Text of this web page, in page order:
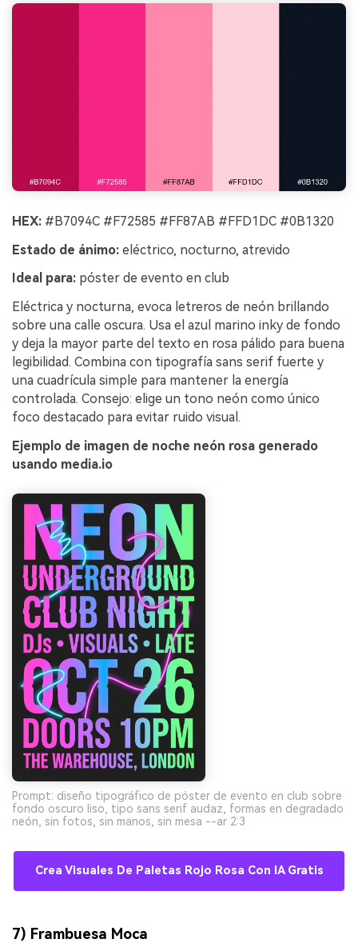
HEX: #B7094C #F72585 #FF87AB #FFD1DC #0B1320
Estado de ánimo: eléctrico, nocturno, atrevido
Ideal para: póster de evento en club
Eléctrica y nocturna, evoca letreros de neón brillando
sobre una calle oscura. Usa el azul marino inky de fondo
y deja la mayor parte del texto en rosa pálido para buena
legibilidad. Combina con tipografía sans serif fuerte y
una cuadrícula simple para mantener la energía
controlada. Consejo: elige un tono neón como único
foco destacado para evitar ruido visual.
Ejemplo de imagen de noche neón rosa generado
usando media.io
Prompt: diseño tipográfico de póster de evento en club sobre
fondo oscuro liso, tipo sans serif audaz, formas en degradado
neón, sin fotos, sin manos, sin mesa --ar 2:3
Crea Visuales De Paletas Rojo Rosa Con IA Gratis
7) Frambuesa Moca